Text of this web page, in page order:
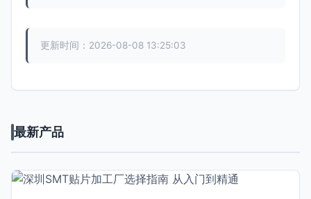
更新时间：2026-08-08 13:25:03
最新产品